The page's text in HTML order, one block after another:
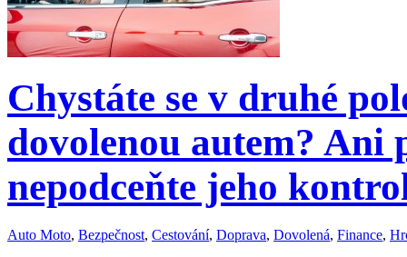
Chystáte se v druhé
dovolenou autem? Ani
nepodceňte jeho
Auto Moto, Bezpečnost, Cestování, Doprava, Dovolená, Finance,